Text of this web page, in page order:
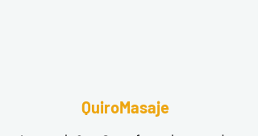
QuiroMasaje